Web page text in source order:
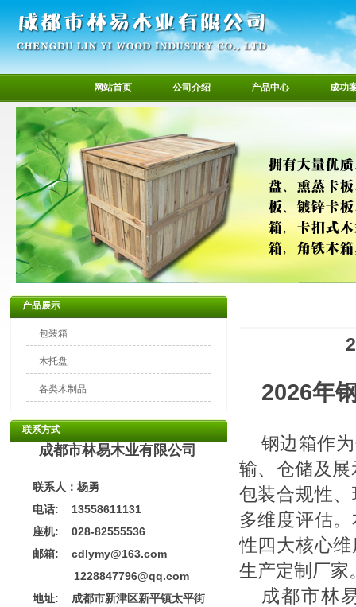
网站首页 公司介绍 产品中心 成功
产品展示
包装箱
木托盘
各类木制品
联系方式
成都市林易木业有限公司
联系人：杨勇
电话: 13558611131
座机: 028-82555536
邮箱: cdlymy@163.com
1228847796@qq.com
地址: 成都市新津区新平镇太平街
2026年
钢边箱作
输、仓储及
包装合规性
多维度评估
性四大核心
生产定制厂家
成都市林